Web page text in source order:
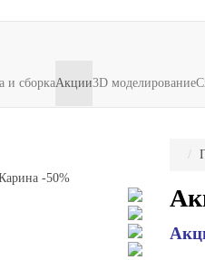
и сборкаАкции3D моделирование
-50%